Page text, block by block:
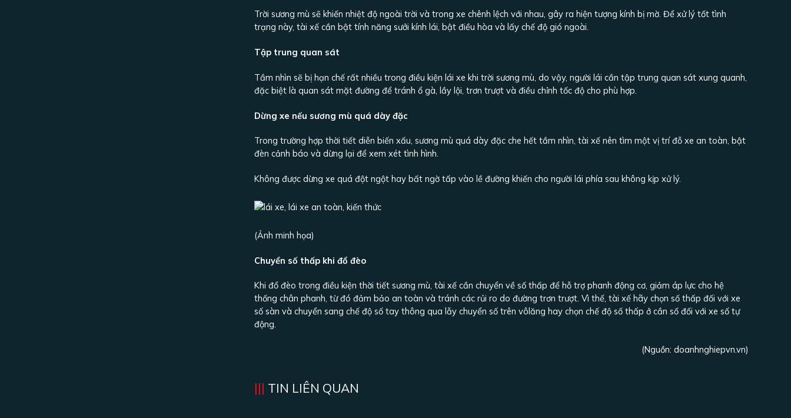
Trời sương mù sẽ khiến nhiệt độ ngoài trời và trong xe chênh lệch với nhau, gây ra hiện tượng kính bị mờ. Để xử lý tốt tình
trạng này, tài xế cần bật tính năng sưởi kính lái, bật điều hòa và lấy chế độ gió ngoài.
Tập trung quan sát
Tầm nhìn sẽ bị hạn chế rất nhiều trong điều kiện lái xe khi trời sương mù, do vậy, người lái cần tập trung quan sát xung quanh,
đặc biệt là quan sát mặt đường để tránh ổ gà, lầy lội, trơn trượt và điều chỉnh tốc độ cho phù hợp.
Dừng xe nếu sương mù quá dày đặc
Trong trường hợp thời tiết diễn biến xấu, sương mù quá dày đặc che hết tầm nhìn, tài xế nên tìm một vị trí đỗ xe an toàn, bật
đèn cảnh báo và dừng lại để xem xét tình hình.
Không được dừng xe quá đột ngột hay bất ngờ tấp vào lề đường khiến cho người lái phía sau không kịp xử lý.
(Ảnh minh họa)
Chuyển số thấp khi đổ đèo
Khi đổ đèo trong điều kiện thời tiết sương mù, tài xế cần chuyển về số thấp để hỗ trợ phanh động cơ, giảm áp lực cho hệ
thống chân phanh, từ đó đảm bảo an toàn và tránh các rủi ro do đường trơn trượt. Vì thế, tài xế hãy chọn số thấp đối với xe
số sàn và chuyển sang chế độ số tay thông qua lẫy chuyển số trên vôlăng hay chọn chế độ số thấp ở cần số đối với xe số tự
động.
(Nguồn: doanhnghiepvn.vn)
TIN LIÊN QUAN